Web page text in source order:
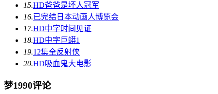
15.HD爸爸是坏人冠军
16.已完结 日本动画人博览会
17.HD中字时间见证
18.HD中字 巨蟒1
19.12集全反射侠
20.HD吸血鬼大电影
梦1990评论